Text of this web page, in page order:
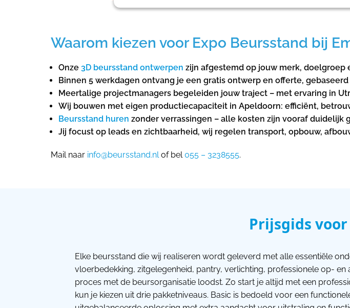
Waarom kiezen voor Expo Beursstand bij
Onze 3D beursstand ontwerpen zijn afgestemd op jouw merk, doelgroep
Binnen 5 werkdagen ontvang je een gratis ontwerp en offerte,
Meertalige projectmanagers begeleiden jouw traject – met ervaring in
Wij bouwen met eigen productiecapaciteit in Apeldoorn: efficiënt,
Beursstand huren zonder verrassingen – alle kosten zijn vooraf duidelijk
Jij focust op leads en zichtbaarheid, wij regelen transport, opbouw,
Mail naar info@beursstand.nlof bel055 – 3238555.
Prijsgids
Elke beursstand die wij realiseren wordt geleverd met alle essentiële
vloerbedekking, zitgelegenheid, pantry, verlichting, professionele op-
proces met de beursorganisatie loodst. Zo start je altijd met een
kun je kiezen uit drie pakketniveaus. Basic is bedoeld voor een